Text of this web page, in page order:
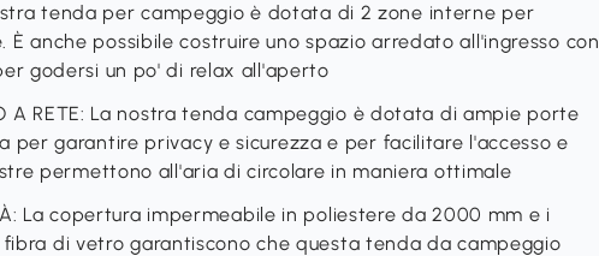
tenda per campeggio è dotata di 2 zone interne per
È anche possibile costruire uno spazio arredato all'ingresso con
godersi un po' di relax all'aperto
A RETE: La nostra tenda campeggio è dotata di ampie porte
per garantire privacy e sicurezza e per facilitare l'accesso e
permettono all'aria di circolare in maniera ottimale
La copertura impermeabile in poliestere da 2000 mm e i
fibra di vetro garantiscono che questa tenda da campeggio